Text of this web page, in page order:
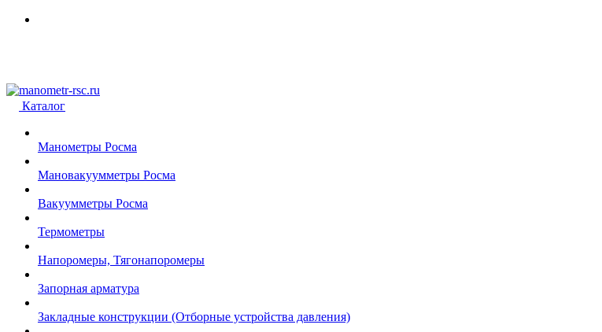
Каталог
Манометры Росма
Мановакуумметры Росма
Вакуумметры Росма
Термометры
Напоромеры, Тягонапоромеры
Запорная арматура
Закладные конструкции (Отборные устройства давления)